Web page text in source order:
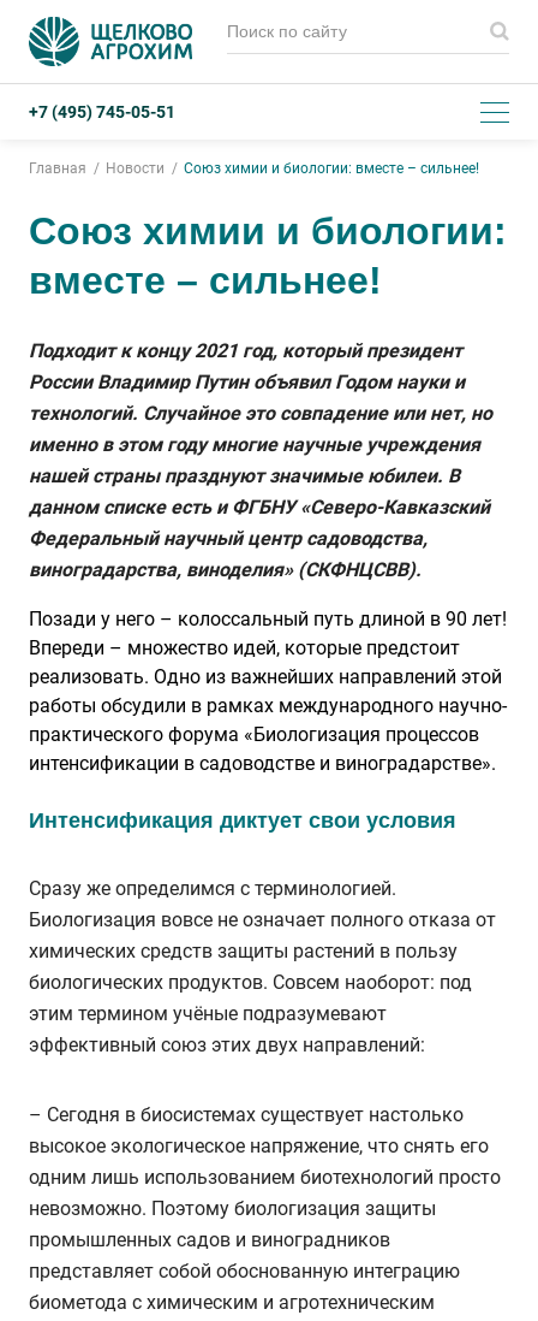
+7 (495) 745-05-51
Главная Новости Союз химии и биологии: вместе – сильнее!
Союз химии и биологии:
вместе – сильнее!
Подходит к концу 2021 год, который президент
России Владимир Путин объявил Годом науки и
технологий. Случайное это совпадение или нет, но
именно в этом году многие научные учреждения
нашей страны празднуют значимые юбилеи. В
данном списке есть и ФГБНУ «Северо-Кавказский
Федеральный научный центр садоводства,
виноградарства, виноделия» (СКФНЦСВВ).
Позади у него – колоссальный путь длиной в 90 лет!
Впереди – множество идей, которые предстоит
реализовать. Одно из важнейших направлений этой
работы обсудили в рамках международного научно-
практического форума «Биологизация процессов
интенсификации в садоводстве и виноградарстве».
Интенсификация диктует свои условия
Сразу же определимся с терминологией.
Биологизация вовсе не означает полного отказа от
химических средств защиты растений в пользу
биологических продуктов. Совсем наоборот: под
этим термином учёные подразумевают
эффективный союз этих двух направлений:
– Сегодня в биосистемах существует настолько
высокое экологическое напряжение, что снять его
одним лишь использованием биотехнологий просто
невозможно. Поэтому биологизация защиты
промышленных садов и виноградников
представляет собой обоснованную интеграцию
биометода с химическим и агротехническим